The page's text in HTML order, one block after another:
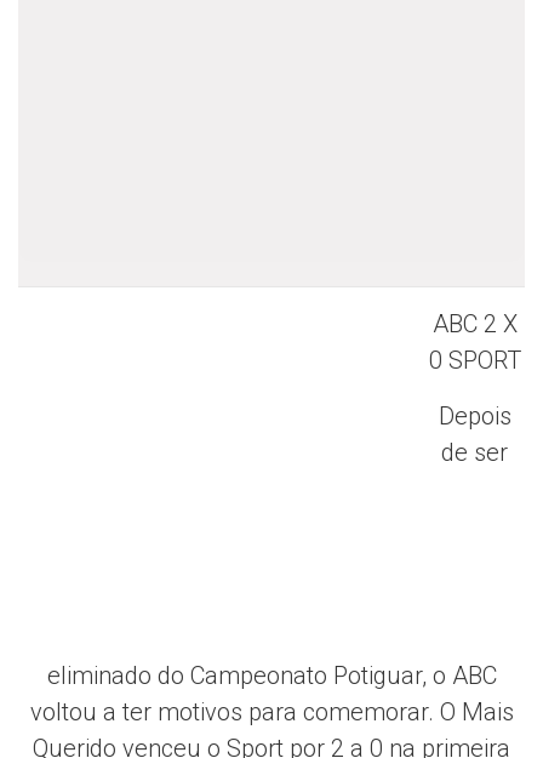
ABC 2 X
0 SPORT
Depois
de ser
eliminado do Campeonato Potiguar, o ABC
voltou a ter motivos para comemorar. O Mais
Querido venceu o Sport por 2 a 0 na primeira